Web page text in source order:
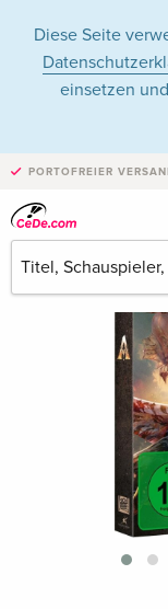
Diese Seite
einsetzen
PORTOFREIER